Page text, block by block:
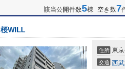
該当公開件数5棟 空き数7
桜WILL
住所 東
交通 西